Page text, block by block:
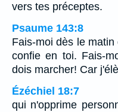
vers tes préceptes.
Psaume 143:8
Fais-moi dès le
confie en toi. Fais-
dois marcher! Car
Ézéchiel 18:7
qui n'opprime